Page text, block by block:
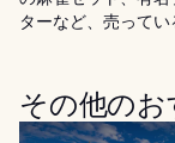
ターなど、売ってい
その他の